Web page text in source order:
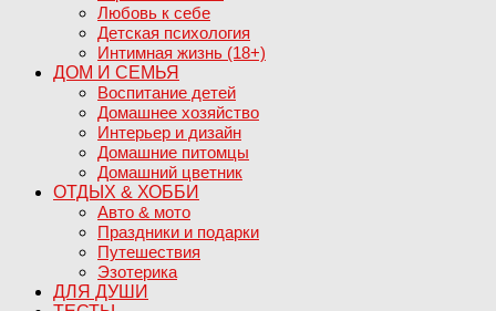
Любовь к себе
Детская психология
Интимная жизнь (18+)
ДОМ И СЕМЬЯ
Воспитание детей
Домашнее хозяйство
Интерьер и дизайн
Домашние питомцы
Домашний цветник
ОТДЫХ & ХОББИ
Авто & мото
Праздники и подарки
Путешествия
Эзотерика
ДЛЯ ДУШИ